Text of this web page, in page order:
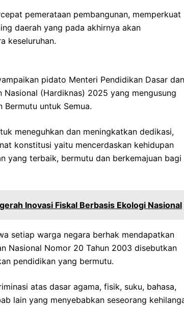
pemerataan pembangunan, memperkuat
daerah yang pada akhirnya akan
keseluruhan.
pidato Menteri Pendidikan Dasar dan
Nasional (Hardiknas) 2025 yang mengusung
Bermutu untuk Semua.
meneguhkan dan meningkatkan dedikasi,
konstitusi yaitu mencerdaskan kehidupan
yang terbaik, bermutu dan berkemajuan bagi
Inovasi Fiskal Berbasis ‎Ekologi Nasional
setiap warga negara berhak mendapatkan
Nasional Nomor 20 Tahun 2003 disebutkan
pendidikan yang bermutu.
atas dasar agama, fisik, suku, bahasa,
lain yang menyebabkan seseorang